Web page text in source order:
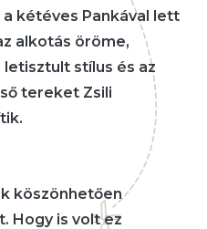
kétéves Pankával lett
alkotás öröme,
stílus és az
tereket Zsili
köszönhetően
Hogy is volt ez